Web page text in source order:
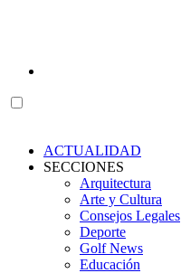
ACTUALIDAD
SECCIONES
Arquitectura
Arte y Cultura
Consejos Legales
Deporte
Golf News
Educación